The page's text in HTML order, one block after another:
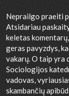
Neprailgo praeiti
Atsidariau
keletas
geras pavyzdys,
vakarų. O taip yra
Sociologijos
vadovas,
skambančių